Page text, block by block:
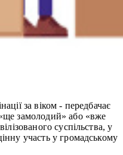
за віком - передбачає
замолодий» або «вже
суспільства, у
участь у громадському